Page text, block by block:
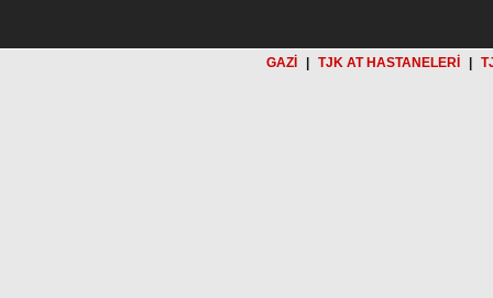
GAZİ TJK AT HASTANELERİ